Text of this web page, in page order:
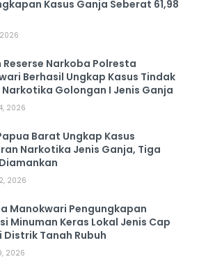
Kasus Ganja Seberat 61,98
Reserse Narkoba Polresta
Berhasil Ungkap Kasus Tindak
Golongan I Jenis Ganja
2026
Barat Ungkap Kasus
Narkotika Jenis Ganja, Tiga
2026
Manokwari Pengungkapan
Minuman Keras Lokal Jenis Cap
Distrik Tanah Rubuh
2026